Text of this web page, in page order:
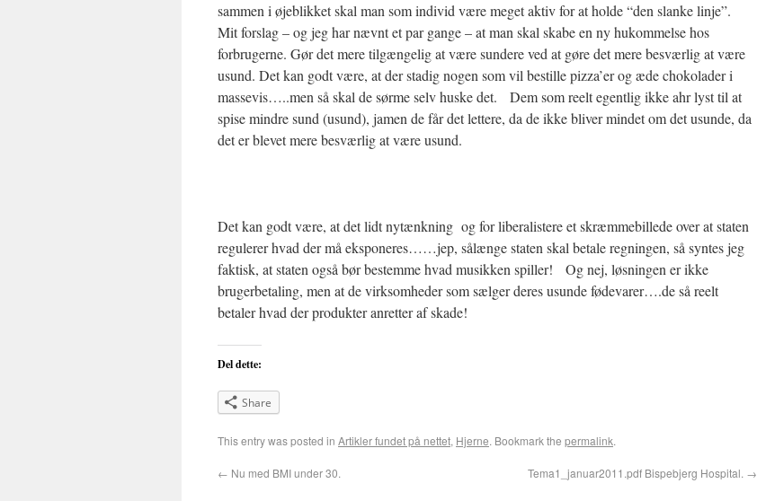
sammen i øjeblikket skal man som individ være meget aktiv for at holde “den slanke linje”.
Mit forslag – og jeg har nævnt et par gange – at man skal skabe en ny hukommelse hos
forbrugerne. Gør det mere tilgængelig at være sundere ved at gøre det mere besværlig at være
usund. Det kan godt være, at der stadig nogen som vil bestille pizza’er og æde chokolader i
massevis…..men så skal de sørme selv huske det. Dem som reelt egentlig ikke ahr lyst til at
spise mindre sund (usund), jamen de får det lettere, da de ikke bliver mindet om det usunde, da
det er blevet mere besværlig at være usund.
Det kan godt være, at det lidt nytænkning og for liberalistere et skræmmebillede over at staten
regulerer hvad der må eksponeres……jep, sålænge staten skal betale regningen, så syntes jeg
faktisk, at staten også bør bestemme hvad musikken spiller! Og nej, løsningen er ikke
brugerbetaling, men at de virksomheder som sælger deres usunde fødevarer….de så reelt
betaler hvad der produkter anretter af skade!
Del dette:
Share
This entry was posted in Artikler fundet på nettet, Hjerne. Bookmark the permalink.
← Nu med BMI under 30. Tema1_januar2011.pdf Bispebjerg Hospital. →